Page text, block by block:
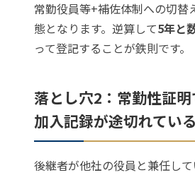
常勤役員等+補佐体制への切替
態となります。逆算して5年と
って登記することが鉄則です。
落とし穴2：常勤性証
加入記録が途切れている
後継者が他社の役員と兼任し